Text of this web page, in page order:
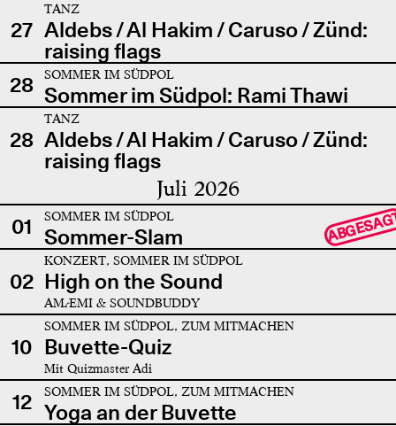
27
TANZ
Aldebs / Al Hakim / Caruso / Zünd:
raising flags
28
SOMMER IM SÜDPOL
Sommer im Südpol: Rami Thawi
28
TANZ
Aldebs / Al Hakim / Caruso / Zünd:
raising flags
Juli 2026
01 SOMMER IM SÜDPOL
Sommer-Slam
02
KONZERT, SOMMER IM SÜDPOL
High on the Sound
AMÆMI & SOUNDBUDDY
10
SOMMER IM SÜDPOL, ZUM MITMACHEN
Buvette-Quiz
Mit Quizmaster Adi
12 SOMMER IM SÜDPOL, ZUM MITMACHEN
Yoga an der Buvette